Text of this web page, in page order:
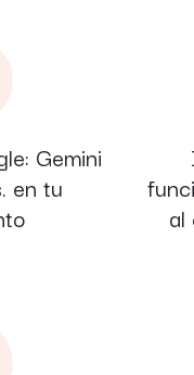
Gemini
en tu
al